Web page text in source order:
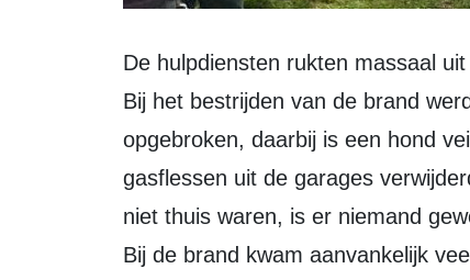
De hulpdiensten rukten massaal
Bij het bestrijden van de brand
opgebroken, daarbij is een hond
gasflessen uit de garages
niet thuis waren, is er niemand
Bij de brand kwam aanvankelijk